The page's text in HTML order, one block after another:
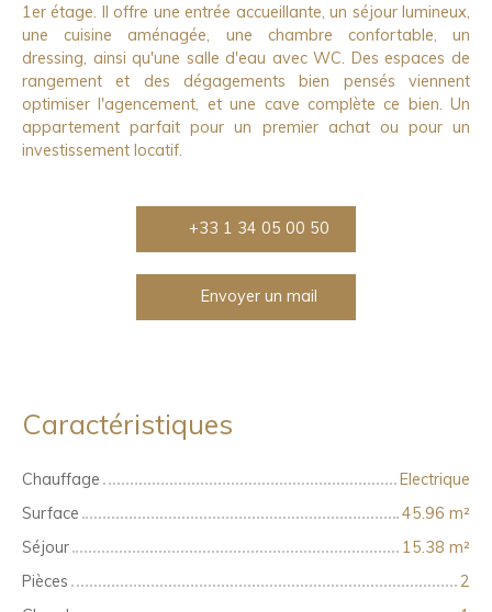
1er étage. Il offre une entrée accueillante, un séjour lumineux,
une cuisine aménagée, une chambre confortable, un
dressing, ainsi qu'une salle d'eau avec WC. Des espaces de
rangement et des dégagements bien pensés viennent
optimiser l'agencement, et une cave complète ce bien. Un
appartement parfait pour un premier achat ou pour un
investissement locatif.
+33 1 34 05 00 50
Envoyer un mail
Caractéristiques
Chauffage
Electrique
Surface
45.96 m²
Séjour
15.38 m²
Pièces
2